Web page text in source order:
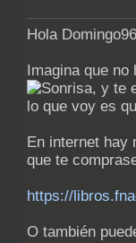
Hola
Imagina que
, y te
lo que voy es
En internet hay
que te
https://
O también